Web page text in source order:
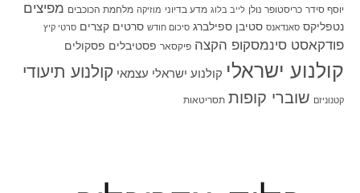
יוסף סידר כריסטופר נולן לייב בלוג מדע בדיוני מוזיקה מלחמת הכוכבים מפיצים
נטפליקס סאנדאנס סטיבן ספילברג סיכום חודש סרטים קצרים סרטי קיץ
פודקאסט סינמסקופ הקצה פיקסאר פסטיבלים פסקולים
קולנוע ישראלי קולנוע ישראלי עצמאי קולנוע תיעודי
קטנוניזם שוברי קופות תסריטאות